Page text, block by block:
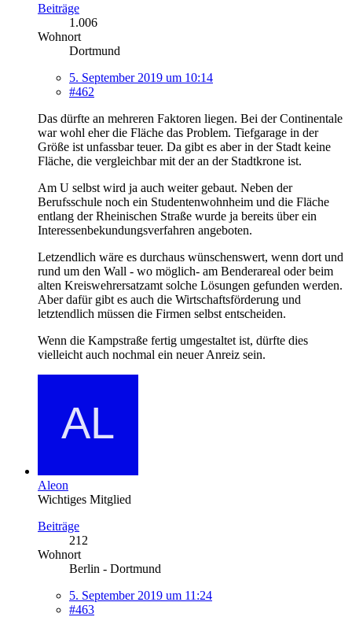
Beiträge
1.006
Wohnort
Dortmund
5. September 2019 um 10:14
#462
Das dürfte an mehreren Faktoren liegen. Bei der Continentale
war wohl eher die Fläche das Problem. Tiefgarage in der
Größe ist unfassbar teuer. Da gibt es aber in der Stadt keine
Fläche, die vergleichbar mit der an der Stadtkrone ist.
Am U selbst wird ja auch weiter gebaut. Neben der
Berufsschule noch ein Studentenwohnheim und die Fläche
entlang der Rheinischen Straße wurde ja bereits über ein
Interessenbekundungsverfahren angeboten.
Letzendlich wäre es durchaus wünschenswert, wenn dort und
rund um den Wall - wo möglich- am Benderareal oder beim
alten Kreiswehrersatzamt solche Lösungen gefunden werden.
Aber dafür gibt es auch die Wirtschaftsförderung und
letztendlich müssen die Firmen selbst entscheiden.
Wenn die Kampstraße fertig umgestaltet ist, dürfte dies
vielleicht auch nochmal ein neuer Anreiz sein.
Aleon
Wichtiges Mitglied
Beiträge
212
Wohnort
Berlin - Dortmund
5. September 2019 um 11:24
#463